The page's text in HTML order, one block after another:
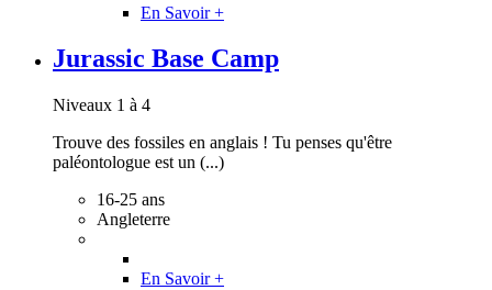
En Savoir +
Jurassic Base Camp
Niveaux 1 à 4
Trouve des fossiles en anglais ! Tu penses qu'être
paléontologue est un (...)
16-25 ans
Angleterre
En Savoir +